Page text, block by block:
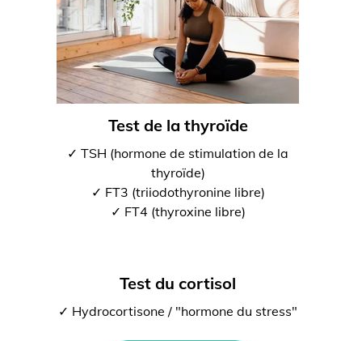
Test de la thyroïde
✓ TSH (hormone de stimulation de la
thyroïde)
✓ FT3 (triiodothyronine libre)
✓ FT4 (thyroxine libre)
Test du cortisol
✓ Hydrocortisone / "hormone du stress"